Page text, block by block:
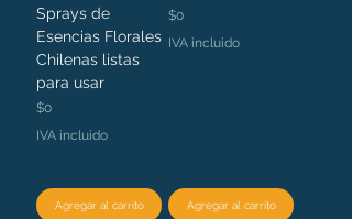
Sprays de
Esencias Florales
Chilenas listas
para usar
Precio
$0
IVA incluido
Agregar al carrito
Precio
$0
IVA incluido
Agregar al carrito